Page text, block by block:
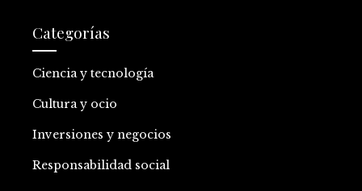
Categorías
Ciencia y tecnología
Cultura y ocio
Inversiones y negocios
Responsabilidad social